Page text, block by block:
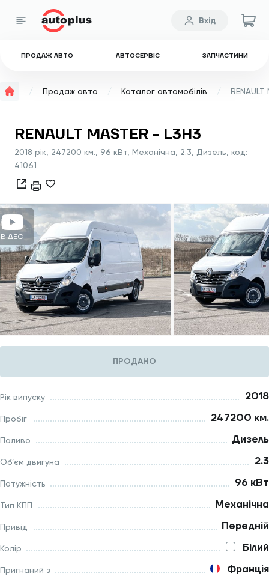
ПРОДАЖ АВТО АВТОСЕРВІС ЗАПЧАСТИНИ
Вхід
Продаж авто Каталог автомобілів RENAULT
RENAULT MASTER - L3H3
2018 рік, 247200 км., 96 кВт, Механічна, 2.3, Дизель, код:
41061
ВІДЕО
ПРОДАНО
Рік випуску 2018
Пробіг 247200 км.
Паливо Дизель
Об’єм двигуна 2.3
Потужність 96 кВт
Тип КПП Механічна
Привід Передній
Колір Білий
Пригнаний з Франція